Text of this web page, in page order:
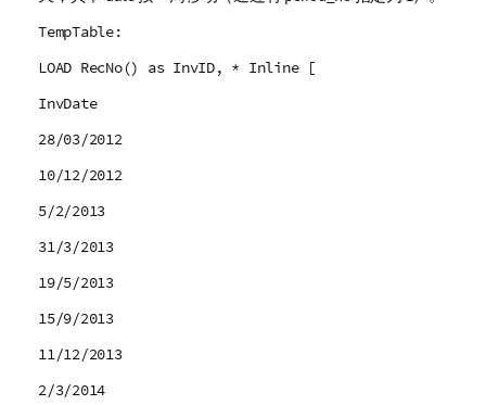
TempTable:
LOAD RecNo() as InvID, * Inline [
InvDate
28/03/2012
10/12/2012
5/2/2013
31/3/2013
19/5/2013
15/9/2013
11/12/2013
2/3/2014